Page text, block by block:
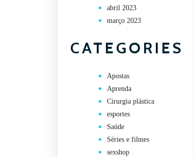
abril 2023
março 2023
CATEGORIES
Apostas
Aprenda
Cirurgia plástica
esportes
Saúde
Séries e filmes
sexshop